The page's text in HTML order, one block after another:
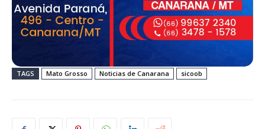
TAGS Mato Grosso Noticias de Canarana sicoob